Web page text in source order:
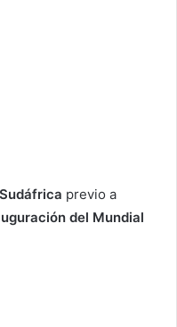
Sudáfrica previo a
del Mundial